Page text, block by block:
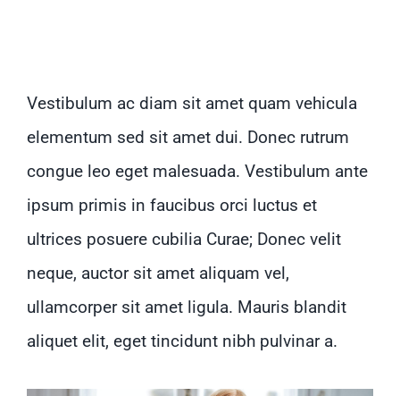
Vestibulum ac diam sit amet quam vehicula
elementum sed sit amet dui. Donec rutrum
congue leo eget malesuada. Vestibulum ante
ipsum primis in faucibus orci luctus et
ultrices posuere cubilia Curae; Donec velit
neque, auctor sit amet aliquam vel,
ullamcorper sit amet ligula. Mauris blandit
aliquet elit, eget tincidunt nibh pulvinar a.